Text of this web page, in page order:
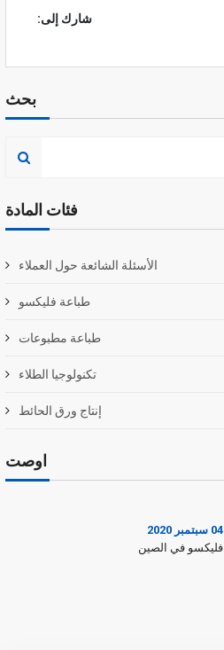
شارك إلى:
بحث
فئات المادة
الأسئلة الشائعة حول العملاء
طباعة فليكسو
طباعة مطبوعات
تكنولوجيا الطلاء
إنتاج ورق الحائط
اوصت
04 سبتمبر 2020